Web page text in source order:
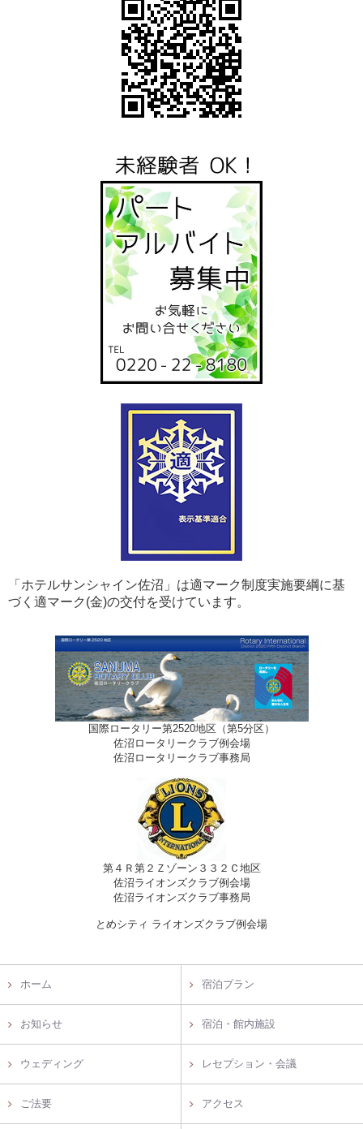
「ホテルサンシャイン佐沼」は適マーク制度実施要綱に基
づく適マーク(金)の交付を受けています。
国際ロータリー第2520地区（第5分区）
佐沼ロータリークラブ例会場
佐沼ロータリークラブ事務局
第４Ｒ第２Ｚゾーン３３２Ｃ地区
佐沼ライオンズクラブ例会場
佐沼ライオンズクラブ事務局
とめシティ ライオンズクラブ例会場
ホーム 宿泊プラン
お知らせ 宿泊・館内施設
ウェディング レセプション・会議
ご法要 アクセス